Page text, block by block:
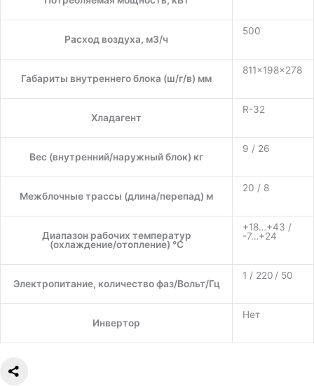
Расход воздуха, м3/ч
500
Габариты внутреннего блока (ш/г/в) мм
811×198×278
Хладагент
R-32
Вес (внутренний/наружный блок) кг
9 / 26
Межблочные трассы (длина/перепад) м
20 / 8
Диапазон рабочих температур
(охлаждение/отопление) °C
+18…+43 /
-7…+24
Электропитание, количество фаз/Вольт/Гц
1 / 220 / 50
Инвертор
Нет